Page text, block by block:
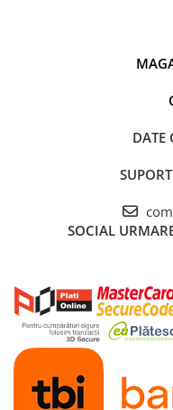
DATE
SOCIAL